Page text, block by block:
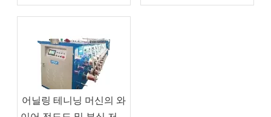
머신의 역할
어닐링 테니닝 머신의 와